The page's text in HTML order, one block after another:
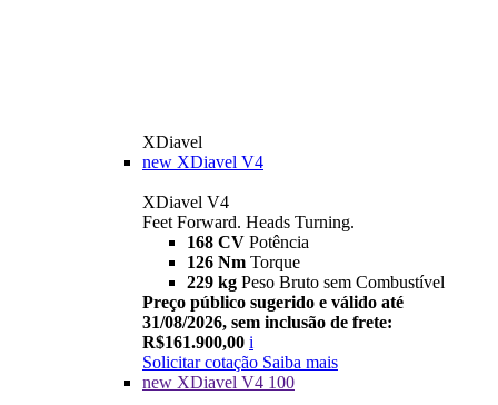
XDiavel
new XDiavel V4
XDiavel V4
Feet Forward. Heads Turning.
168 CV Potência
126 Nm Torque
229 kg Peso Bruto sem Combustível
Preço público sugerido e válido até
31/08/2026, sem inclusão de frete:
R$161.900,00 i
Solicitar cotação Saiba mais
new XDiavel V4 100